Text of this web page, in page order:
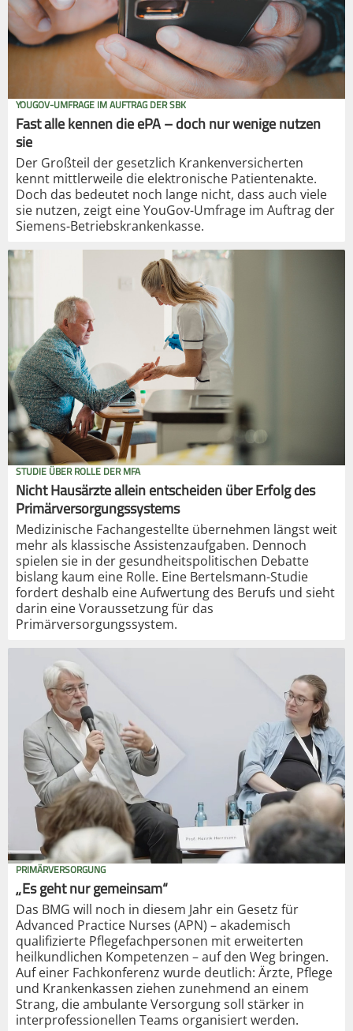
YOUGOV-UMFRAGE IM AUFTRAG DER SBK
Fast alle kennen die ePA – doch nur wenige nutzen
sie
Der Großteil der gesetzlich Krankenversicherten
kennt mittlerweile die elektronische Patientenakte.
Doch das bedeutet noch lange nicht, dass auch viele
sie nutzen, zeigt eine YouGov-Umfrage im Auftrag der
Siemens-Betriebskrankenkasse.
STUDIE ÜBER ROLLE DER MFA
Nicht Hausärzte allein entscheiden über Erfolg des
Primärversorgungssystems
Medizinische Fachangestellte übernehmen längst weit
mehr als klassische Assistenzaufgaben. Dennoch
spielen sie in der gesundheitspolitischen Debatte
bislang kaum eine Rolle. Eine Bertelsmann-Studie
fordert deshalb eine Aufwertung des Berufs und sieht
darin eine Voraussetzung für das
Primärversorgungssystem.
PRIMÄRVERSORGUNG
„Es geht nur gemeinsam“
Das BMG will noch in diesem Jahr ein Gesetz für
Advanced Practice Nurses (APN) – akademisch
qualifizierte Pflegefachpersonen mit erweiterten
heilkundlichen Kompetenzen – auf den Weg bringen.
Auf einer Fachkonferenz wurde deutlich: Ärzte, Pflege
und Krankenkassen ziehen zunehmend an einem
Strang, die ambulante Versorgung soll stärker in
interprofessionellen Teams organisiert werden.